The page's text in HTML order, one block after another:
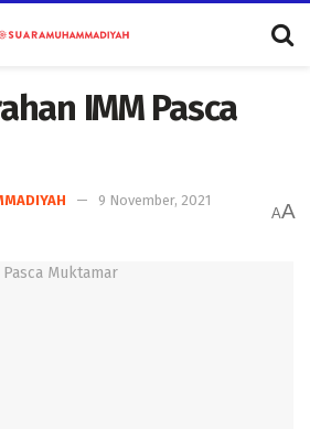
IMM Pasca
9 November, 2021
AA